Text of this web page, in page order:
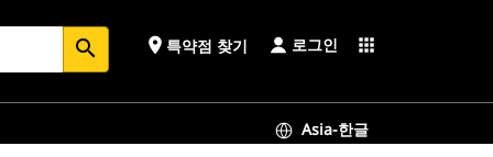
search place 특약점 찾기 로그인 apps
Asia-한글